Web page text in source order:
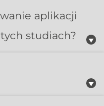
aplikacji
studiach?